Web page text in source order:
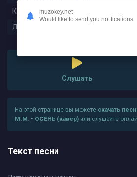
Качество:
Дата релиза:
Слушать
На этой странице вы можете скачать
M.M. - ОСЕНЬ (кавер) или слушайте
Текст песни
muzokey.net
Would like to send you notifications